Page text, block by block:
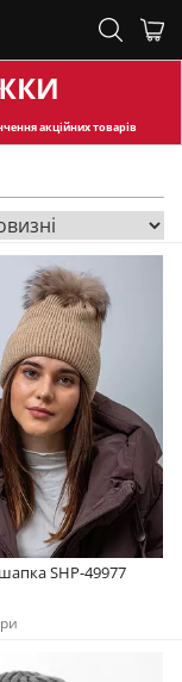
акційних товарів
SHP-49977